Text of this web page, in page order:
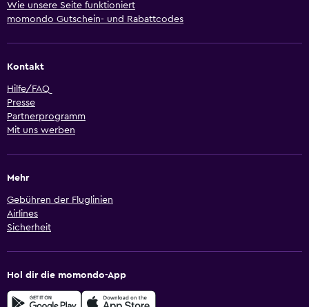
Wie unsere Seite funktioniert
momondo Gutschein- und Rabattcodes
Kontakt
Hilfe/FAQ
Presse
Partnerprogramm
Mit uns werben
Mehr
Gebühren der Fluglinien
Airlines
Sicherheit
Hol dir die momondo-App